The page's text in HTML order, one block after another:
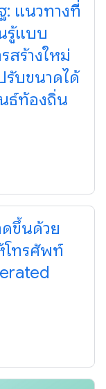
แนวทางที่
รู้แบบ
ร้างใหม่
บขนาดได้
ธ์ท้องถิ่น
ขึ้นด้วย
โทรศัพท์